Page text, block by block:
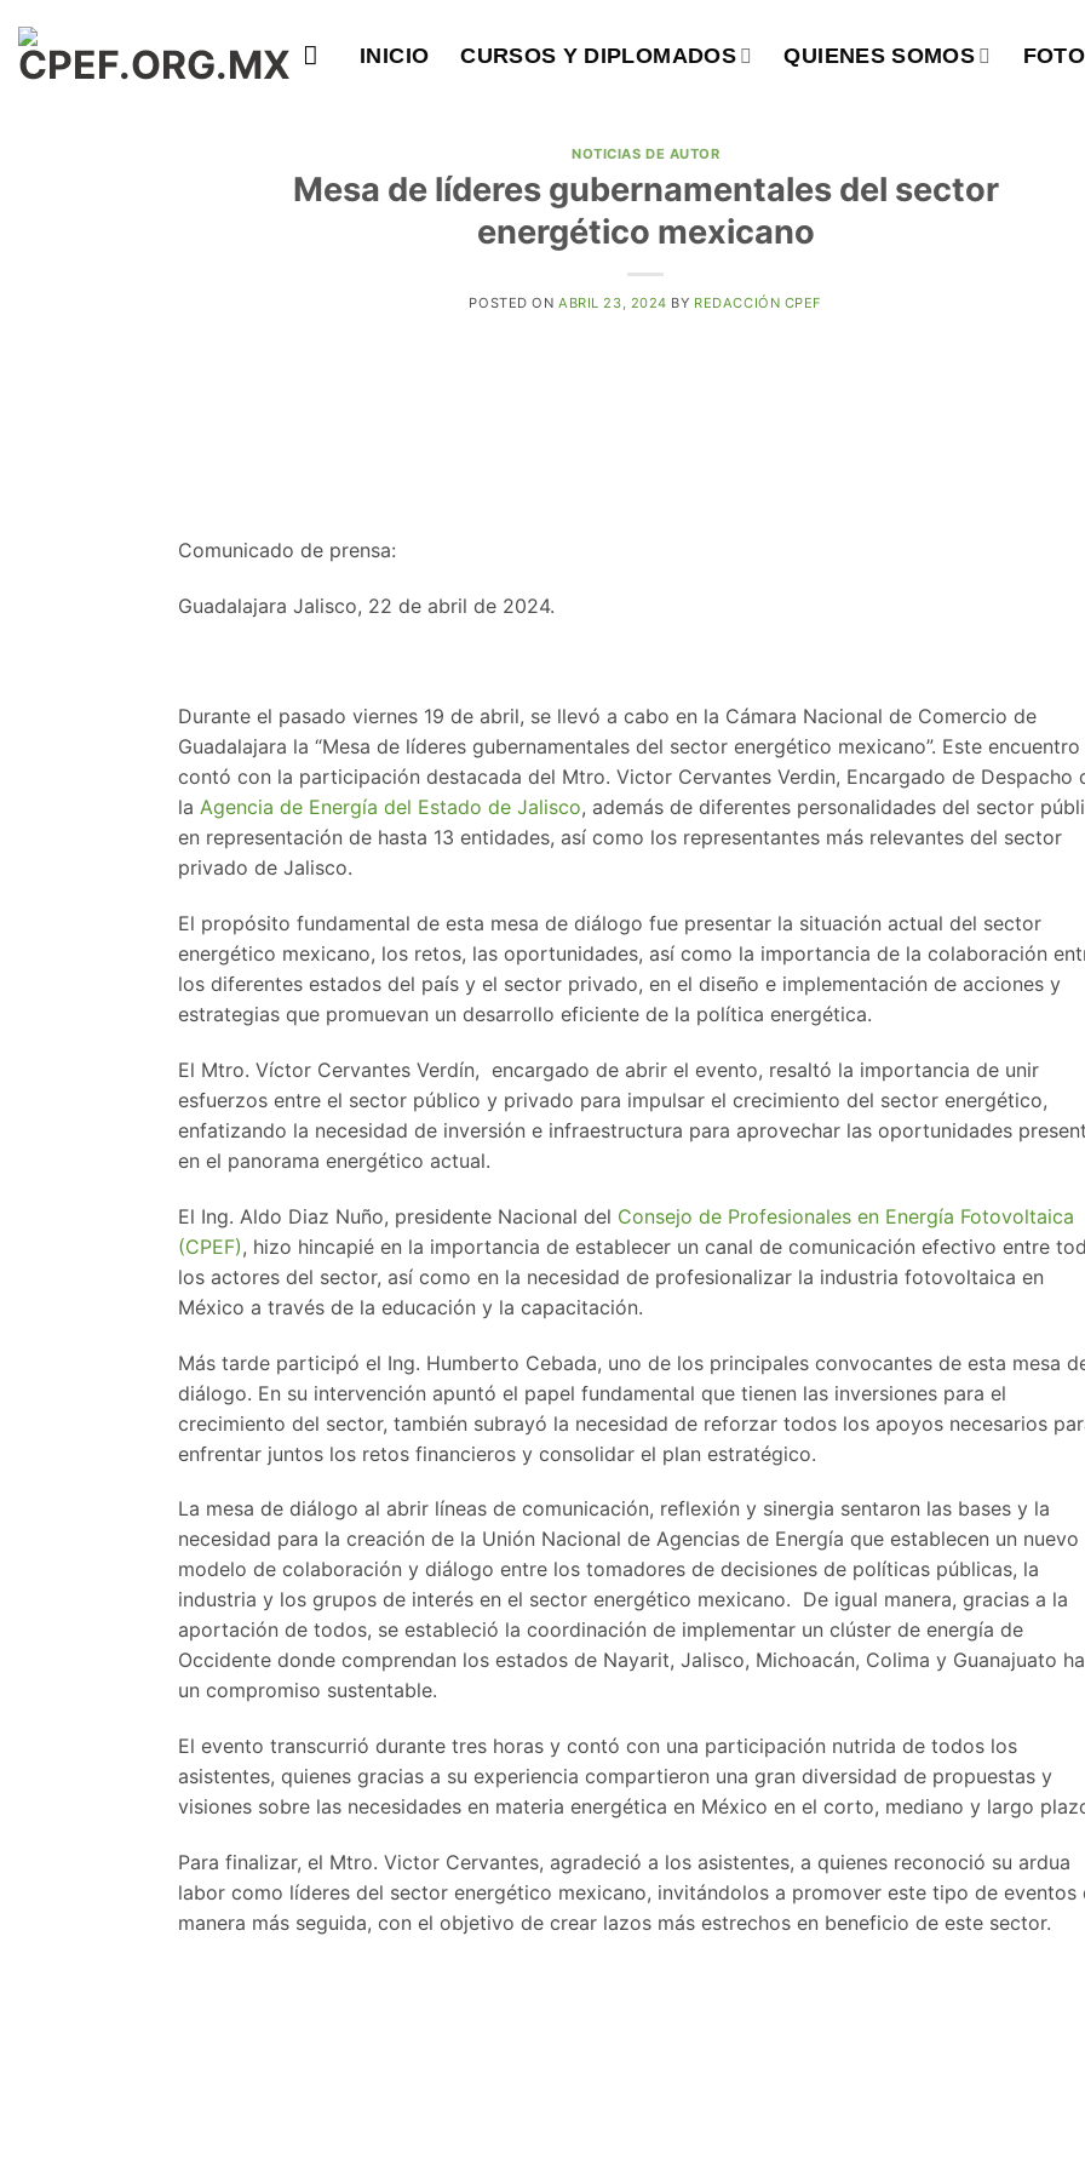
contenido
INICIO CURSOS Y DIPLOMADOS QUIENES SOMOS
NOTICIAS DE AUTOR
Mesa de líderes gubernamentales del sector
energético mexicano
POSTED ONABRIL 23, 2024 BY REDACCIÓN CPEF
Comunicado de prensa:
Guadalajara Jalisco, 22 de abril de 2024.
Durante el pasado viernes 19 de abril, se llevó a cabo en la Cámara Nacional de Comercio de
Guadalajara la “Mesa de líderes gubernamentales del sector energético mexicano”. Este encuentro
contó con la participación destacada del Mtro. Victor Cervantes Verdin, Encargado de Despacho
la Agencia de Energía del Estado de Jalisco, además de diferentes personalidades del sector
en representación de hasta 13 entidades, así como los representantes más relevantes del sector
privado de Jalisco.
El propósito fundamental de esta mesa de diálogo fue presentar la situación actual del sector
energético mexicano, los retos, las oportunidades, así como la importancia de la colaboración
los diferentes estados del país y el sector privado, en el diseño e implementación de acciones y
estrategias que promuevan un desarrollo eficiente de la política energética.
El Mtro. Víctor Cervantes Verdín, encargado de abrir el evento, resaltó la importancia de unir
esfuerzos entre el sector público y privado para impulsar el crecimiento del sector energético,
enfatizando la necesidad de inversión e infraestructura para aprovechar las oportunidades
en el panorama energético actual.
El Ing. Aldo Diaz Nuño, presidente Nacional del Consejo de Profesionales en Energía Fotovoltaica
(CPEF), hizo hincapié en la importancia de establecer un canal de comunicación efectivo entre
los actores del sector, así como en la necesidad de profesionalizar la industria fotovoltaica en
México a través de la educación y la capacitación.
Más tarde participó el Ing. Humberto Cebada, uno de los principales convocantes de esta mesa
diálogo. En su intervención apuntó el papel fundamental que tienen las inversiones para el
crecimiento del sector, también subrayó la necesidad de reforzar todos los apoyos necesarios
enfrentar juntos los retos financieros y consolidar el plan estratégico.
La mesa de diálogo al abrir líneas de comunicación, reflexión y sinergia sentaron las bases y la
necesidad para la creación de la Unión Nacional de Agencias de Energía que establecen un nuevo
modelo de colaboración y diálogo entre los tomadores de decisiones de políticas públicas, la
industria y los grupos de interés en el sector energético mexicano. De igual manera, gracias a la
aportación de todos, se estableció la coordinación de implementar un clúster de energía de
Occidente donde comprendan los estados de Nayarit, Jalisco, Michoacán, Colima y Guanajuato
un compromiso sustentable.
El evento transcurrió durante tres horas y contó con una participación nutrida de todos los
asistentes, quienes gracias a su experiencia compartieron una gran diversidad de propuestas y
visiones sobre las necesidades en materia energética en México en el corto, mediano y largo
Para finalizar, el Mtro. Victor Cervantes, agradeció a los asistentes, a quienes reconoció su ardua
labor como líderes del sector energético mexicano, invitándolos a promover este tipo de eventos
manera más seguida, con el objetivo de crear lazos más estrechos en beneficio de este sector.